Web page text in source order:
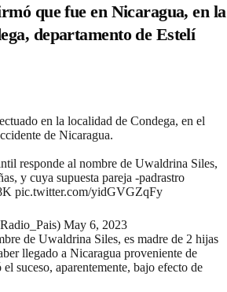
que fue en Nicaragua, en la
departamento de Estelí
en la localidad de Condega, en el
de Nicaragua.
responde al nombre de Uwaldrina Siles,
y cuya supuesta pareja -padrastro
pic.twitter.com/yidGVGZqFy
May 6, 2023
de Uwaldrina Siles, es madre de 2 hijas
llegado a Nicaragua proveniente de
suceso, aparentemente, bajo efecto de